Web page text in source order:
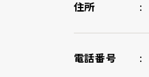
住所
電話番号